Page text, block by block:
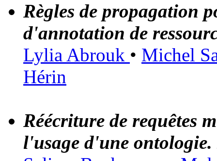
Règles de propagation
d'annotation de
Lylia Abrouk • Michel
Hérin
Réécriture de requêtes
l'usage d'une ontologie.